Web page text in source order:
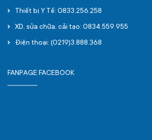
Thiết bị Y Tế: 0833.256.258
XD, sửa chữa, cải tạo: 0834.559.955
Điện thoại: (0219)3.888.368
FANPAGE FACEBOOK